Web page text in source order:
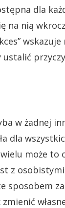
dla
na nią
w żadnej
dla
może to
z